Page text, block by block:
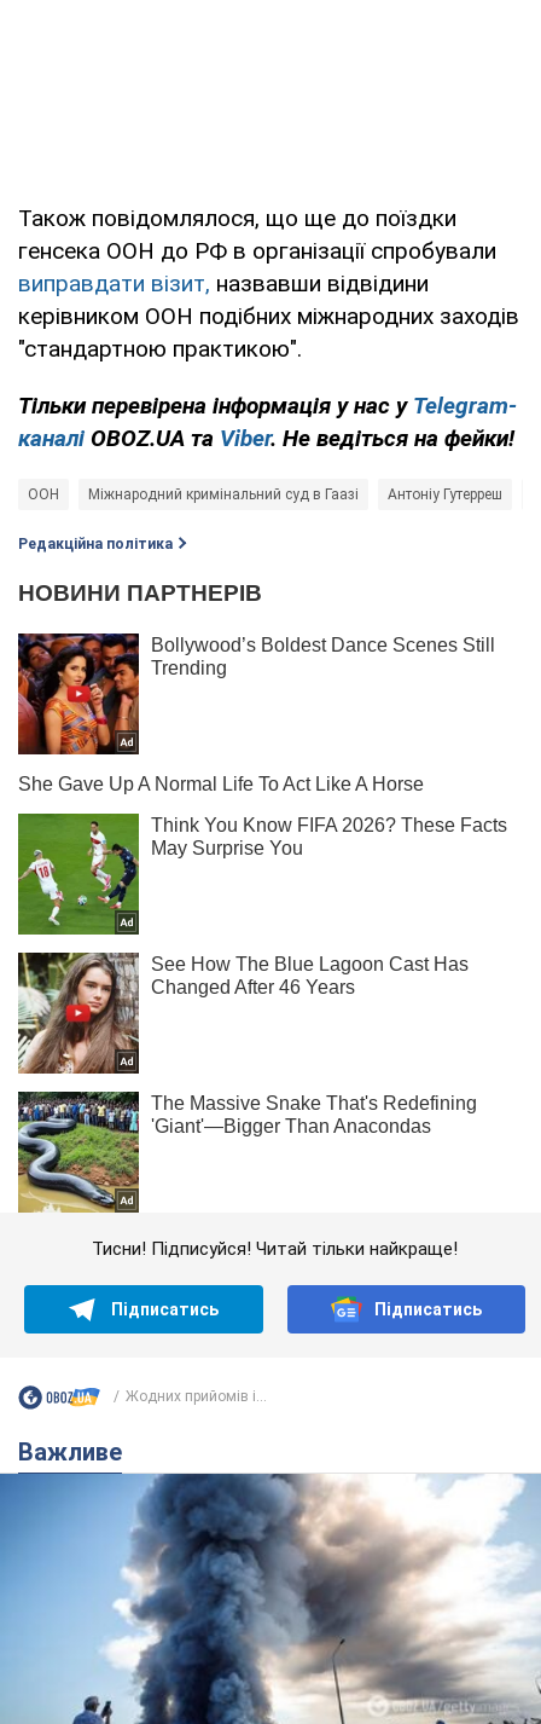
Також повідомлялося, що ще до поїздки
генсека ООН до РФ в організації спробували
виправдати візит, назвавши відвідини
керівником ООН подібних міжнародних заходів
"стандартною практикою".
Тільки перевірена інформація у нас у Telegram-
каналі OBOZ.UA та Viber. Не ведіться на фейки!
ООН Міжнародний кримінальний суд в Гаазі Антоніу Гутерреш
Редакційна політика
Тисни! Підписуйся! Читай тільки найкраще!
Підписатись Підписатись
Жодних прийомів і...
Важливе